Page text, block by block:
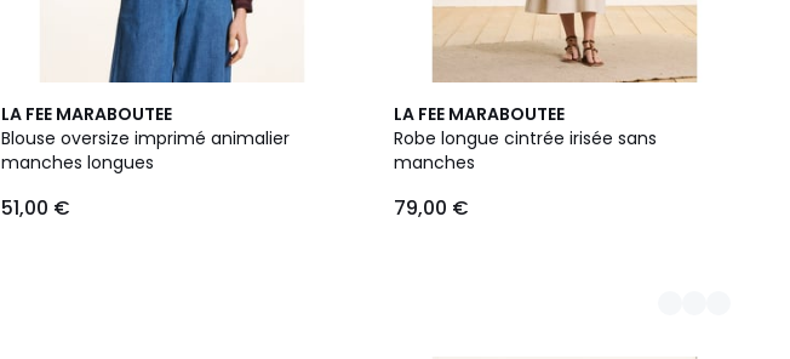
LA FEE MARABOUTEE
Blouse oversize imprimé animalier
manches longues
51,00 €
LA FEE MARABOUTEE
Robe longue cintrée irisée sans
manches
79,00 €
2
Couleurs